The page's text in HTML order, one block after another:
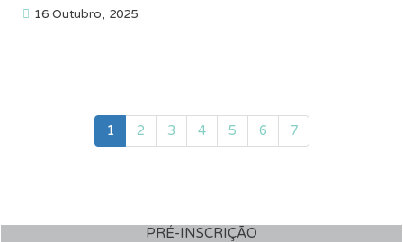
16 Outubro, 2025
1 2 3 4 5 6 7
PRÉ-INSCRIÇÃO